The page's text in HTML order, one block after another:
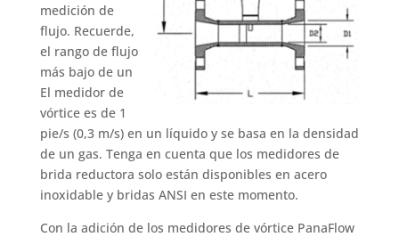
medición de
flujo. Recuerde,
el rango de flujo
más bajo de un
El medidor de
vórtice es de 1
pie/s (0,3 m/s) en un líquido y se basa en la densidad
de un gas. Tenga en cuenta que los medidores de
brida reductora solo están disponibles en acero
inoxidable y bridas ANSI en este momento.
Con la adición de los medidores de vórtice PanaFlow